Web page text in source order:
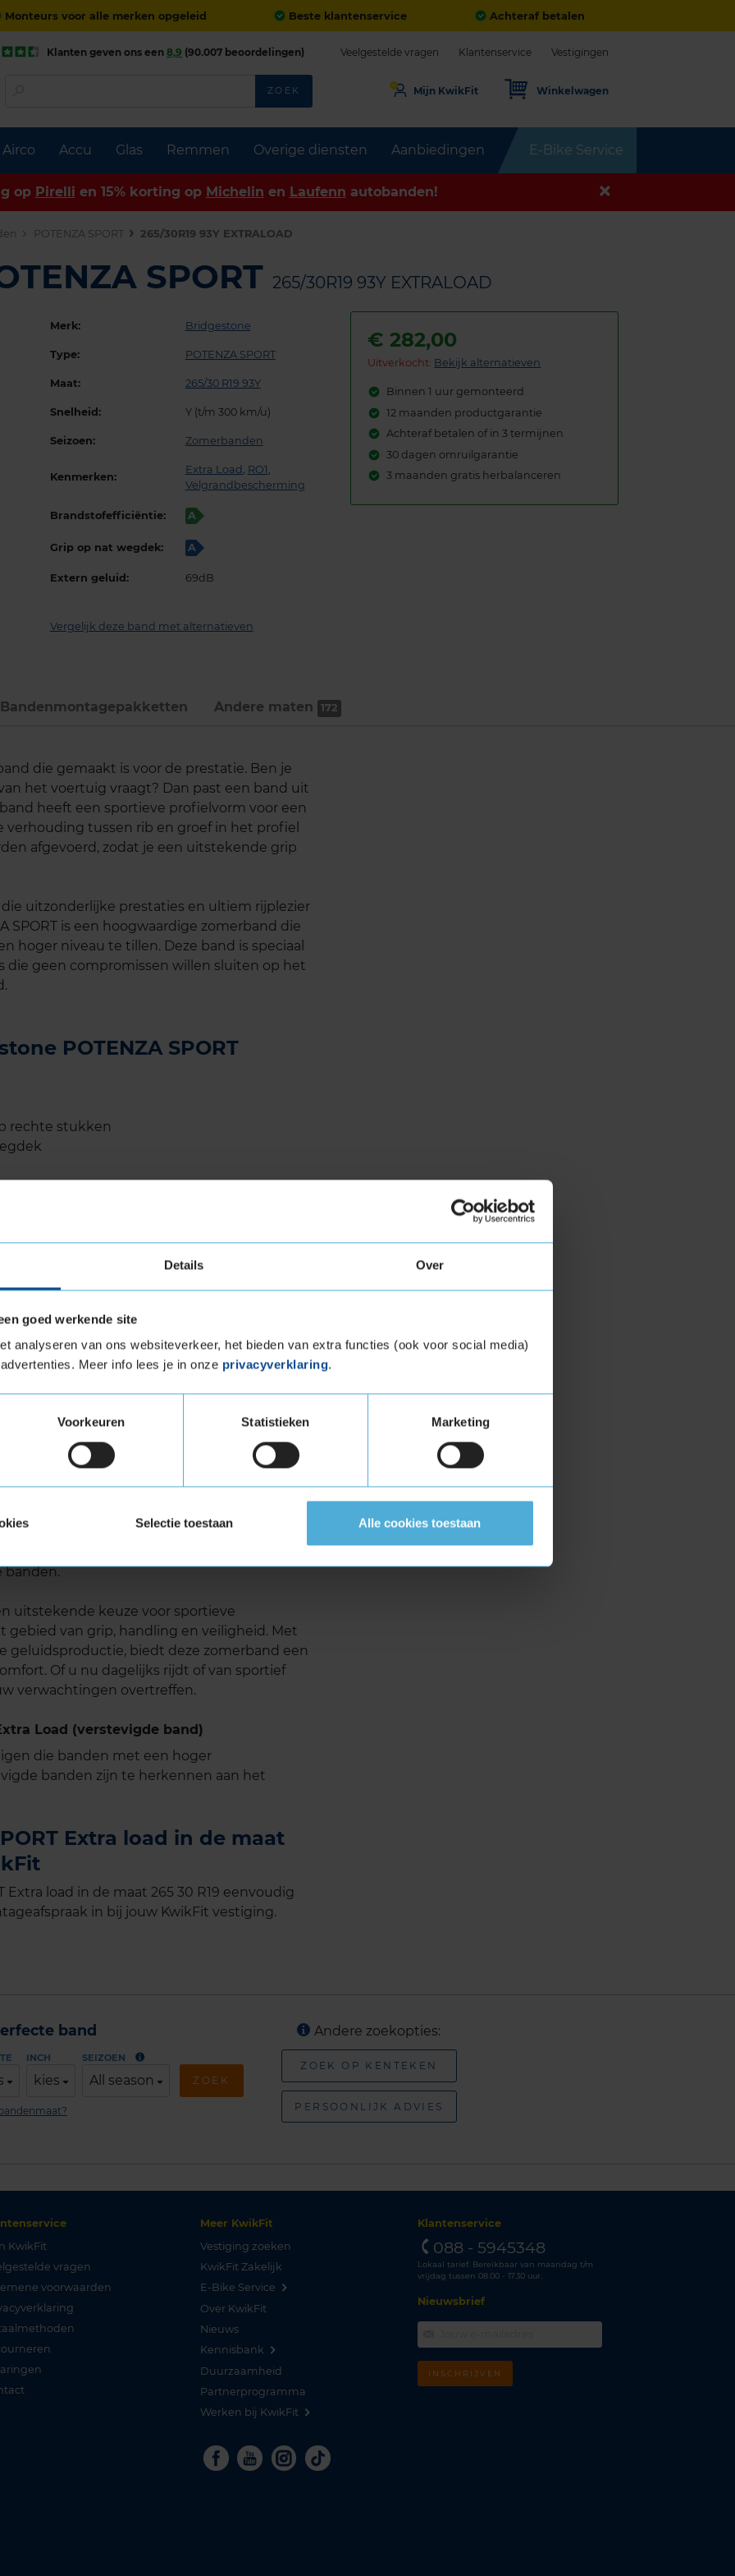
Details Over
goed werkende site
analyseren van ons websiteverkeer, het bieden van extra functies (ook voor social media)
Meer info lees je in onze privacyverklaring.
Voorkeuren Statistieken Marketing
Selectie toestaan Alle cookies toestaan
Monteurs voor alle merken opgeleid Beste klantenservice Achteraf betalen
Airco Accu Glas Remmen Overige diensten Aanbiedingen E-Bike Service
Klanten geven ons een 8,9 (90.007 beoordelingen) Veelgestelde vragen Klantenservice Vestigingen
ZOEK Mijn KwikFit Winkelwagen
op Pirelli en 15% korting op Michelin en Laufenn autobanden!
POTENZA SPORT 265/30R19 93Y EXTRALOAD
SPORT 265/30R19 93Y EXTRALOAD
Merk: Bridgestone
Type: POTENZA SPORT
Maat: 265/30 R19 93Y
Snelheid: Y (t/m 300 km/u)
Seizoen: Zomerbanden
Kenmerken:
Extra Load , RO1 ,
Velgrandbescherming
Brandstofefficiëntie: A
Grip op nat wegdek: A
Extern geluid: 69dB
Vergelijk deze band met alternatieven
€282,00
Uitverkocht: Bekijk alternatieven
Binnen 1 uur gemonteerd
12 maanden productgarantie
Achteraf betalen of in 3 termijnen
30 dagen omruilgarantie
3 maanden gratis herbalanceren
Bandenmontage­pakketten Andere maten 172
die gemaakt is voor de prestatie. Ben je
het voertuig vraagt? Dan past een band uit
heeft een sportieve profielvorm voor een
tussen rib en groef in het profiel
afgevoerd, zodat je een uitstekende grip
uitzonderlijke prestaties en ultiem rijplezier
SPORT is een hoogwaardige zomerband die
hoger niveau te tillen. Deze band is speciaal
geen compromissen willen sluiten op het
POTENZA SPORT
rechte stukken
levensduur
SPORT is indrukwekkend voor een
en het versterkte karkas,
Onafhankelijke tests door de ANWB en
slijtageweerstand biedt, zelfs bij intensief
de bandenspanning te controleren en
de wielen om de levensduur te
geluid
met aandacht voor rijcomfort,
geoptimaliseerde profielblokken en de
de band minder rolgeluid. Dit resulteert
lange ritten op de snelweg.
dat deze band minder geluid produceert in
banden.
uitstekende keuze voor sportieve
gebied van grip, handling en veiligheid. Met
geluidsproductie, biedt deze zomerband een
Of u nu dagelijks rijdt of van sportief
verwachtingen overtreffen.
Load (verstevigde band)
die banden met een hoger
banden zijn te herkennen aan het
Extra load in de maat
Extra load in de maat 265 30 R19 eenvoudig
in bij jouw KwikFit vestiging.
band
INCH
kies
SEIZOEN
All season ZOEK
Andere zoekopties:
ZOEK OP KENTEKEN
PERSOONLIJK ADVIES
KwikFit
vragen
voorwaarden
Meer KwikFit
Vestiging zoeken
KwikFit Zakelijk
E-Bike Service
Over KwikFit
Nieuws
Kennisbank
Duurzaamheid
Partnerprogramma
Werken bij KwikFit
Facebook
YoutubeInstagram
Tiktok
Klantenservice
088 - 5945348
Lokaal tarief. Bereikbaar van maandag t/m
vrijdag tussen 08.00 - 17.30 uur.
Nieuwsbrief
INSCHRIJVEN